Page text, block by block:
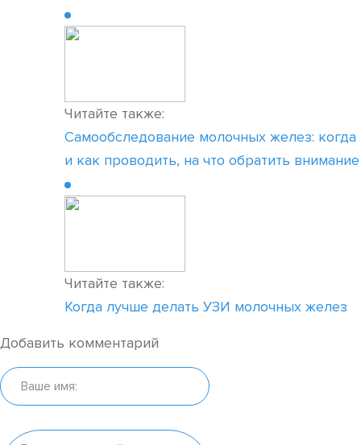
Читайте также:
Самообследование молочных желез: когда
и как проводить, на что обратить внимание
Читайте также:
Когда лучше делать УЗИ молочных желез
Добавить комментарий